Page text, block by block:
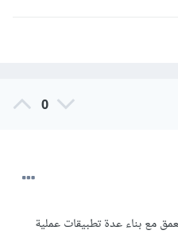
0
مع بناء عدة تطبيقات عملية